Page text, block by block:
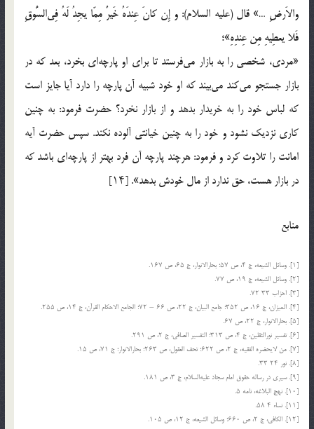
والاَرضِ …» قال (علیه السلام): و إِن کانَ عِندَهُ خَیرٌ مِمّا یجِدُ لَهُ فِی‌السُّوقِ
فَلا یعطِیهِ مِن عِندِهِ»؛
«مردی، شخصی را به بازار می‌فرستد تا برای او پارچه‌ای بخرد، بعد که در
بازار جستجو می‌کند می‌بیند که او خود شبیه آن پارچه را دارد آیا جایز است
که لباس خود را به خریدار بدهد و از بازار نخرد؟ حضرت فرمود: به چنین
کاری نزدیک نشود و خود را به چنین خیانتی آلوده نکند. سپس حضرت آیه
امانت را تلاوت کرد و فرمود: هرچند پارچه آن فرد بهتر از پارچه‌ای باشد که
در بازار هست، حق ندارد از مال خودش بدهد». [۱۴]
منابع
[۱]. وسائل الشیعه، ج ۴، ص ۵۷؛ بحارالانوار، ج ۶۵، ص ۱۶۷.
[۲]. وسائل الشیعه، ج ۱۹، ص ۷۷.
[۳]. احزاب ۳۳ ۷۲.
[۴]. المیزان، ج ۱۶، ص ۳۵۲؛ جامع البیان، ج ۲۲، ص ۶۶ – ۷۲؛ الجامع الاحکام القرآن، ج ۱۴، ص ۲۵۵.
[۵]. بحارالانوار، ج ۲۲، ص ۶۷.
[۶]. تفسیر نورالثقلین، ج ۴، ص ۳۱۳؛ التفسیر الصافی، ج ۲، ص ۲۹۱.
[۷]. من لایحضره الفقیه، ج ۲، ص ۶۲۲؛ تحف العقول، ص ۲۶۳؛ بحارالانوار؛ ج ۷۱، ص ۱۵.
[۸]. نور ۲۴ ۳۳.
[۹]. سیری در رساله حقوق امام سجاد علیه‌السلام، ج ۳، ص ۱۸۱.
[۱۰]. نهج البلاغه، نامه ۵.
[۱۱]. نساء ۴ ۵۸.
[۱۲]. الکافی، ج ۲، ص ۶۶۰؛ وسائل الشیعه، ج ۱۲، ص ۱۰۵.